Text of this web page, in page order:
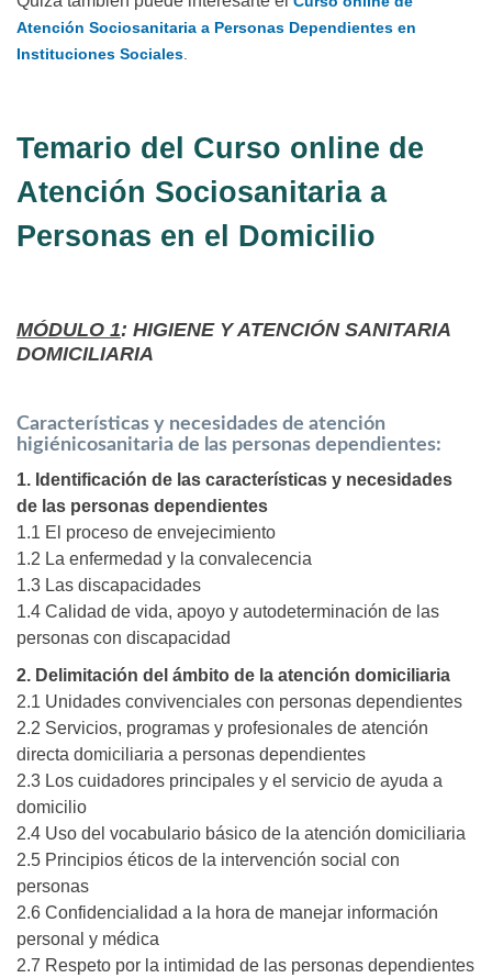
Atención Sociosanitaria a Personas Dependientes en
Instituciones Sociales.
Temario del Curso online de
Atención Sociosanitaria a
Personas en el Domicilio
MÓDULO 1: HIGIENE Y ATENCIÓN SANITARIA
DOMICILIARIA
Características y necesidades de atención
higiénicosanitaria de las personas dependientes:
1. Identificación de las características y necesidades
de las personas dependientes
1.1 El proceso de envejecimiento
1.2 La enfermedad y la convalecencia
1.3 Las discapacidades
1.4 Calidad de vida, apoyo y autodeterminación de las
personas con discapacidad
2. Delimitación del ámbito de la atención domiciliaria
2.1 Unidades convivenciales con personas dependientes
2.2 Servicios, programas y profesionales de atención
directa domiciliaria a personas dependientes
2.3 Los cuidadores principales y el servicio de ayuda a
domicilio
2.4 Uso del vocabulario básico de la atención domiciliaria
2.5 Principios éticos de la intervención social con
personas
2.6 Confidencialidad a la hora de manejar información
personal y médica
2.7 Respeto por la intimidad de las personas dependientes